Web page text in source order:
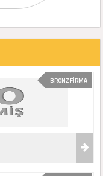
BRONZ FİRMA